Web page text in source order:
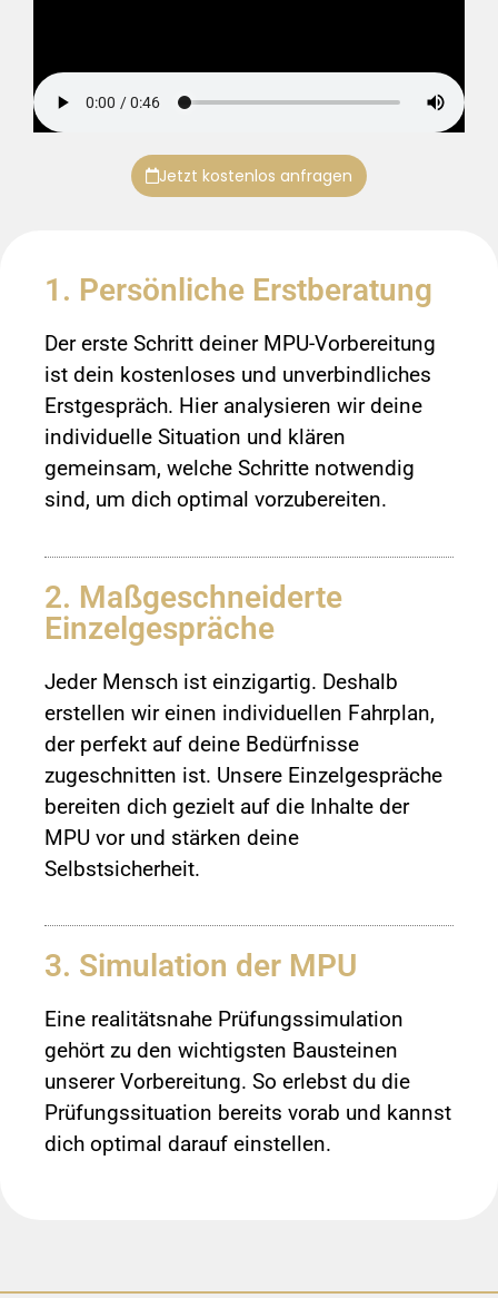
Jetzt kostenlos anfragen
1. Persönliche Erstberatung
Der erste Schritt deiner MPU-Vorbereitung
ist dein kostenloses und unverbindliches
Erstgespräch. Hier analysieren wir deine
individuelle Situation und klären
gemeinsam, welche Schritte notwendig
sind, um dich optimal vorzubereiten.
2. Maßgeschneiderte
Einzelgespräche
Jeder Mensch ist einzigartig. Deshalb
erstellen wir einen individuellen Fahrplan,
der perfekt auf deine Bedürfnisse
zugeschnitten ist. Unsere Einzelgespräche
bereiten dich gezielt auf die Inhalte der
MPU vor und stärken deine
Selbstsicherheit.
3. Simulation der MPU
Eine realitätsnahe Prüfungssimulation
gehört zu den wichtigsten Bausteinen
unserer Vorbereitung. So erlebst du die
Prüfungssituation bereits vorab und kannst
dich optimal darauf einstellen.